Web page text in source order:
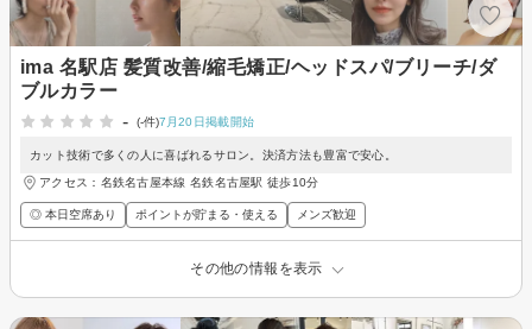
ima 名駅店 髪質改善/縮毛矯正/ヘッドスパ/ブリーチ/ダ
ブルカラー
-
(-件)7月20日掲載開始
カット技術で多くの人に喜ばれるサロン。決済方法も豊富で安心。
アクセス：名鉄名古屋本線 名鉄名古屋駅 徒歩10分
◎ 本日空席あり ポイントが貯まる・使える メンズ歓迎
その他の情報を表示